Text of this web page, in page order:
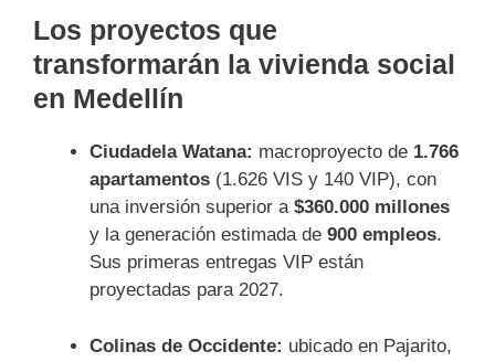
Los proyectos que
transformarán la vivienda social
en Medellín
Ciudadela Watana: macroproyecto de 1.766
apartamentos (1.626 VIS y 140 VIP), con
una inversión superior a $360.000 millones
y la generación estimada de 900 empleos.
Sus primeras entregas VIP están
proyectadas para 2027.
Colinas de Occidente: ubicado en Pajarito,